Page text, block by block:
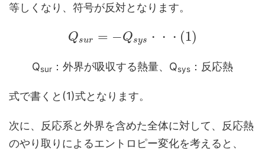
等しくなり、符号が反対となります。
Qsur = −Qsys ・ ・ ・ (1)
Qsur ：外界が吸収する熱量、Qsys ：反応熱
式で書くと(1)式となります。
次に、反応系と外界を含めた全体に対して、反応熱
のやり取りによるエントロピー変化を考えると、